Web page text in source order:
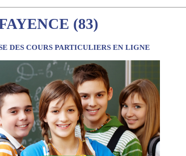
(83)
DES COURS PARTICULIERS EN LIGNE